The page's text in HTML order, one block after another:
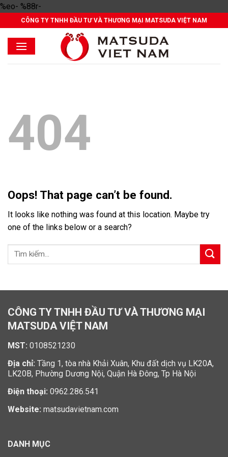
%eo- %88r-
to
content
CÔNG TY TNHH ĐẦU TƯ VÀ THƯƠNG MẠI MATSUDA VIỆT NAM
404
Oops! That page can’t be found.
It looks like nothing was found at this location. Maybe try
one of the links below or a search?
CÔNG TY TNHH ĐẦU TƯ VÀ THƯƠNG MẠI
MATSUDA VIỆT NAM
MST: 0108521230
Địa chỉ: Tầng 1, tòa nhà Khải Xuân, Khu đất dịch vụ LK20A,
LK20B, Phường Dương Nội, Quận Hà Đông, Tp Hà Nội
Điện thoại: 0962.286.541
Website: matsudavietnam.com
DANH MỤC